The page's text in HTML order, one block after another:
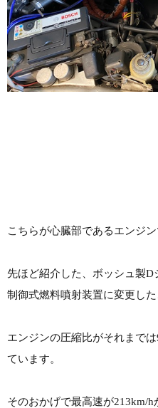
こちらが心臓部であるエンジン
先ほど紹介した、ボッシュ製
制御式燃料噴射装置に変更した
エンジンの圧縮比がそれまで
ています。
そのおかげで最高速が213km/